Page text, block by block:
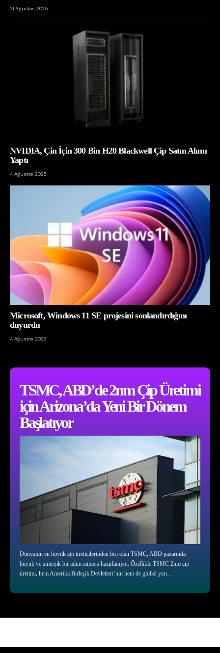
TSMC, ABD’de 2nm Çip Üretimi
için Arizona’da Yeni Bir Dönem
Başlatıyor
Dünyanın en büyük çip üreticilerinden biri olan TSMC, ABD pazarında
büyük ve stratejik bir adım atmaya hazırlanıyor. Özellikle TSMC 2nm çip
üretimi, hem Amerika Birleşik Devletleri’nin hem de global yarı…
21 Ağustos 2025
NVIDIA, Çin İçin 300 Bin H20 Blackwell Çip Satın Alımı
Yaptı
4 Ağustos 2025
Microsoft, Windows 11 SE projesini sonlandırdığını
duyurdu
4 Ağustos 2025